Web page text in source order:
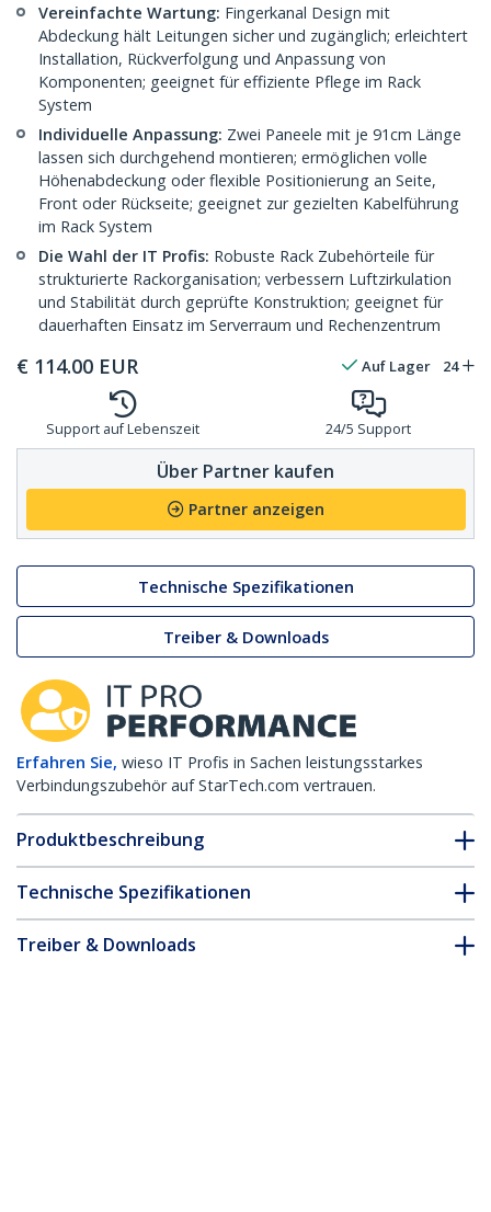
Vereinfachte Wartung: Fingerkanal Design mit
Abdeckung hält Leitungen sicher und zugänglich; erleichtert
Installation, Rückverfolgung und Anpassung von
Komponenten; geeignet für effiziente Pflege im Rack
System
Individuelle Anpassung: Zwei Paneele mit je 91cm Länge
lassen sich durchgehend montieren; ermöglichen volle
Höhenabdeckung oder flexible Positionierung an Seite,
Front oder Rückseite; geeignet zur gezielten Kabelführung
im Rack System
Die Wahl der IT Profis: Robuste Rack Zubehörteile für
strukturierte Rackorganisation; verbessern Luftzirkulation
und Stabilität durch geprüfte Konstruktion; geeignet für
dauerhaften Einsatz im Serverraum und Rechenzentrum
€ 114.00 EUR Auf Lager 24
Support auf Lebenszeit 24/5 Support
Über Partner kaufen
Partner anzeigen
Technische Spezifikationen
Treiber & Downloads
Erfahren Sie, wieso IT Profis in Sachen leistungsstarkes
Verbindungszubehör auf StarTech.com vertrauen.
Produktbeschreibung
Technische Spezifikationen
Treiber & Downloads